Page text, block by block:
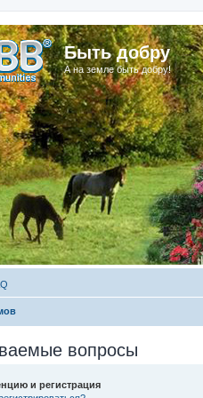
Быть добру
А на земле быть добру!
вопросы
и регистрация